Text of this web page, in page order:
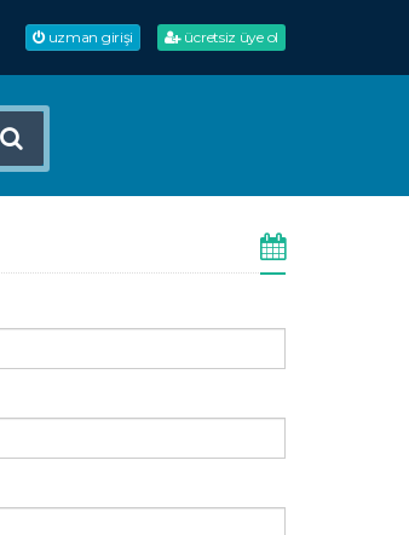
uzman girişi ücretsiz üye ol